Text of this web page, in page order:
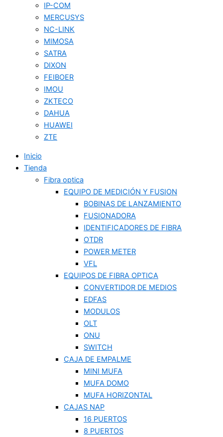
IP-COM
MERCUSYS
NC-LINK
MIMOSA
SATRA
DIXON
FEIBOER
IMOU
ZKTECO
DAHUA
HUAWEI
ZTE
Inicio
Tienda
Fibra optica
EQUIPO DE MEDICIÓN Y FUSION
BOBINAS DE LANZAMIENTO
FUSIONADORA
IDENTIFICADORES DE FIBRA
OTDR
POWER METER
VFL
EQUIPOS DE FIBRA OPTICA
CONVERTIDOR DE MEDIOS
EDFAS
MODULOS
OLT
ONU
SWITCH
CAJA DE EMPALME
MINI MUFA
MUFA DOMO
MUFA HORIZONTAL
CAJAS NAP
16 PUERTOS
8 PUERTOS